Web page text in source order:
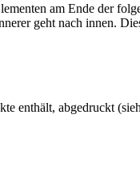
am Ende der
geht nach innen.
enthält, abgedruckt